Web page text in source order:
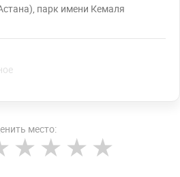
парк имени Кемаля
место: